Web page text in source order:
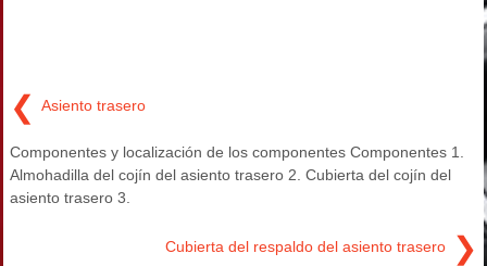
❮ Asiento trasero
Componentes y localización de los componentes Componentes 1.
Almohadilla del cojín del asiento trasero 2. Cubierta del cojín del
asiento trasero 3.
Cubierta del respaldo del asiento trasero ❯